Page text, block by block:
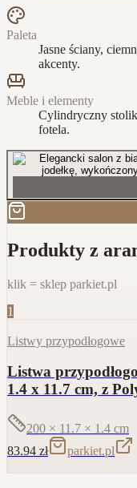
Paleta
Jasne ściany,
akcenty.
Meble i elementy
Cylindryczny
fotela.
Produkty z
klik = sklep parkiet.pl
1
Listwy przypodłogowe
Listwa
1.4 x 11.7 cm, z
200 × 11.7 × 1.4 cm
83.94 zł parkiet.pl